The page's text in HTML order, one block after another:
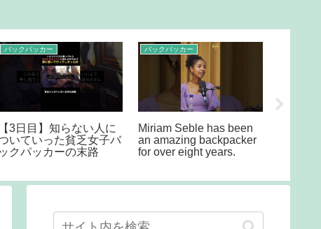
マイル
【マイルCS2024】ラヴ
ル本命で大万馬券！現
役マイラー最強ランキン
ップ】
クルーズ
トレクル ロジャー出た
#ワンピーストレジャー
クルーズ #ロジャー